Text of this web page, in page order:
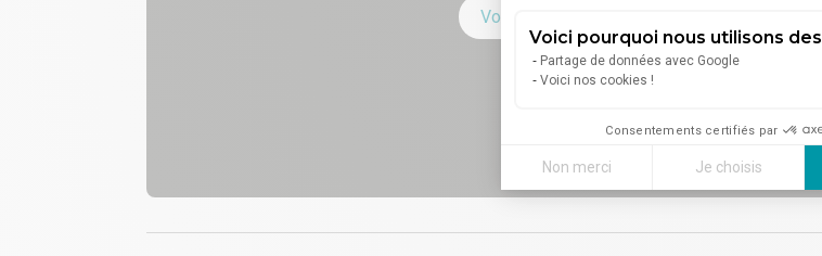
Voici pourquoi nous utilisons
Partage de données avec Google
Voici nos cookies !
Consentements certifiés par
Non merci Je choisis
Axeptio consent
Plateforme de Gestion du Consentement
Voir sur la carte